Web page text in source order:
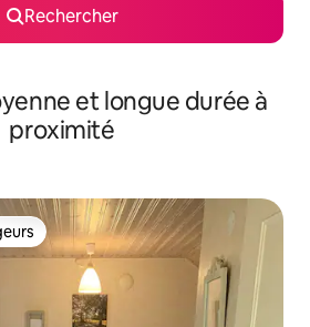
Rechercher
et longue durée à
proximité